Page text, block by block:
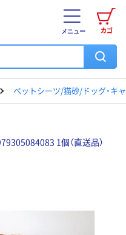
カゴ
メニュー
ペットシーツ/猫砂/ドッグ・キ
1個（直送品）